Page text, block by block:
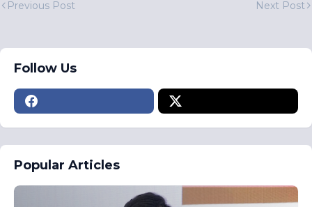
Previous Post Next Post
Follow Us
Popular Articles